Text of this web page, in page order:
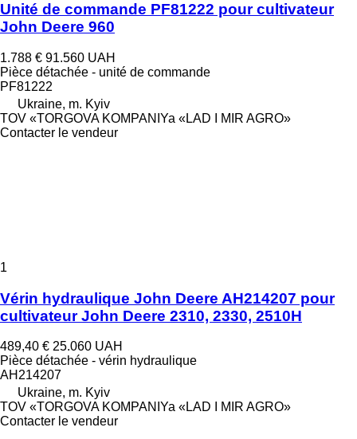
Unité de commande PF81222 pour cultivateur
John Deere 960
1.788 € 91.560 UAH
Pièce détachée - unité de commande
PF81222
Ukraine, m. Kyiv
TOV «TORGOVA KOMPANIYa «LAD I MIR AGRO»
Contacter le vendeur
1
Vérin hydraulique John Deere AH214207 pour
cultivateur John Deere 2310, 2330, 2510H
489,40 € 25.060 UAH
Pièce détachée - vérin hydraulique
AH214207
Ukraine, m. Kyiv
TOV «TORGOVA KOMPANIYa «LAD I MIR AGRO»
Contacter le vendeur